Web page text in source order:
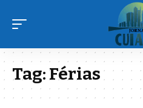
Tag:Férias